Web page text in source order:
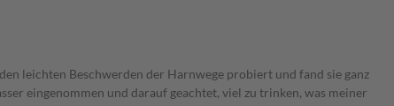
leichten Beschwerden der Harnwege probiert und fand sie ganz
eingenommen und darauf geachtet, viel zu trinken, was meiner